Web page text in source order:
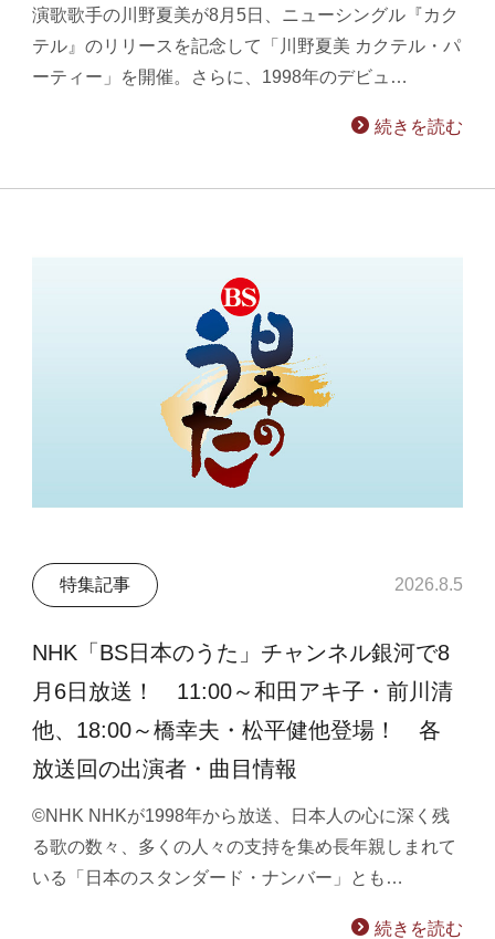
演歌歌手の川野夏美が8月5日、ニューシングル『カク
テル』のリリースを記念して「川野夏美 カクテル・パ
ーティー」を開催。さらに、1998年のデビュ…
続きを読む
特集記事 2026.8.5
NHK「BS日本のうた」チャンネル銀河で8
月6日放送！ 11:00～和田アキ子・前川清
他、18:00～橋幸夫・松平健他登場！ 各
放送回の出演者・曲目情報
©NHK NHKが1998年から放送、日本人の心に深く残
る歌の数々、多くの人々の支持を集め長年親しまれて
いる「日本のスタンダード・ナンバー」とも…
続きを読む